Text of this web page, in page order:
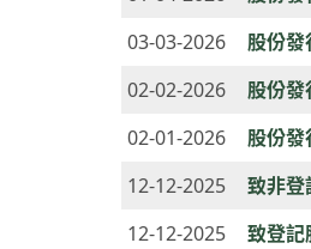
03-03-2026
股份發
02-02-2026
股份發
02-01-2026
股份發
12-12-2025
致非登
12-12-2025
致登記